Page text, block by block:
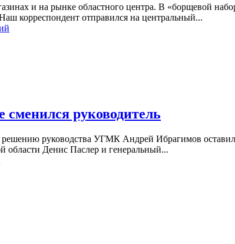
и на рынке областного центра. В «борщевой
корреспондент отправился на центральный...
руководитель
руководства УГМК Андрей Ибрагимов оставил
области Денис Паслер и генеральный...